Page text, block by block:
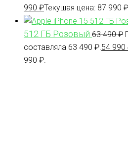
990 ₽Текущая цена: 87 990 ₽.
512 ГБ Розовый 63 490₽
составляла 63 490 ₽. 54 990
990 ₽.